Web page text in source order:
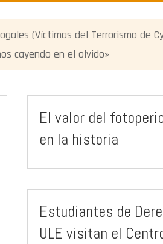
(Víctimas del Terrorismo de
cayendo en el olvido»
El valor del
en la historia
Estudiantes de
ULE visitan el